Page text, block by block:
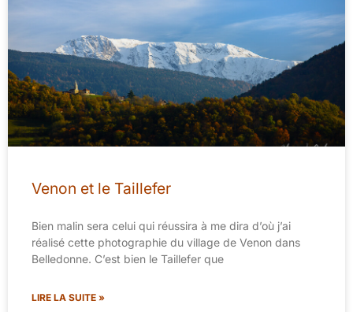
Venon et le Taillefer
Bien malin sera celui qui réussira à me dira d’où j’ai
réalisé cette photographie du village de Venon dans
Belledonne. C’est bien le Taillefer que
LIRE LA SUITE »